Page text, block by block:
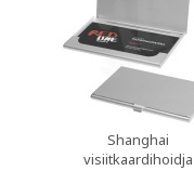
Shanghai
visiitkaardihoidja